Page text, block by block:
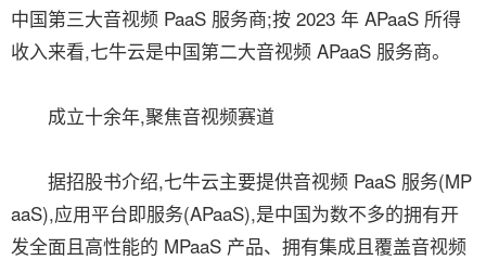
中国第三大音视频 PaaS 服务商;按 2023 年 APaaS 所得
收入来看,七牛云是中国第二大音视频 APaaS 服务商。
成立十余年,聚焦音视频赛道
据招股书介绍,七牛云主要提供音视频 PaaS 服务(MP
aaS),应用平台即服务(APaaS),是中国为数不多的拥有开
发全面且高性能的 MPaaS 产品、拥有集成且覆盖音视频